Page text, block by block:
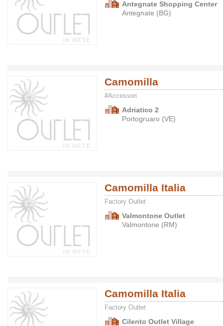
Antegnate Shopping Center
Antegnate (BG)
Camomilla
#Accessori
Adriatico 2
Portogruaro (VE)
Camomilla Italia
Factory Outlet
Valmontone Outlet
Valmontone (RM)
Camomilla Italia
Factory Outlet
Cilento Outlet Village